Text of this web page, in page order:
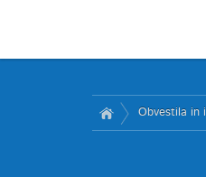
Obvestila in